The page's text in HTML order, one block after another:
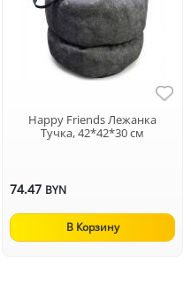
Happy Friends Лежанка
Тучка, 42*42*30 см
74.47 BYN
В Корзину